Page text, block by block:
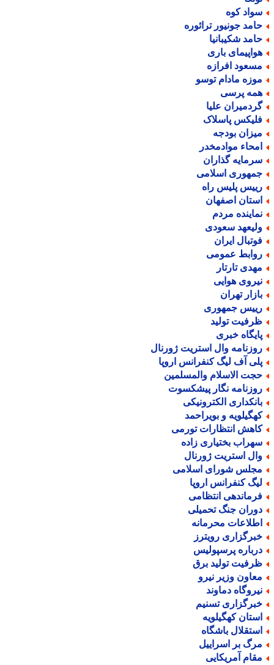
کوه
جونیور ترائوره
شکیبانیا
باری
افرازه
مادام توسو
پرسی
علیا
پاسلاک
بودجه
موادمخدر
گذاران
اسلامی
پلیس راه
اصفهان
مردم
سعودی
ایران
عمومی
تارتار
هوایی
تهران
جمهوری
تولید
خبری
وال استریت ژورنال
آف لیگ کنفرانس اروپا
الاسلام والمسلمین
نگار پیشکسوت
الکترونیکی
و بویراحمد
انتظارات تورمی
بختیاری زاده
استریت ژورنال
شورای اسلامی
کنفرانس اروپا
انتظامی
جنگ تحمیلی
محرمانه
رویترز
پرسپولیس
تولید برق
وزیر نیرو
دماوند
تسنیم
کهگیلویه
باشگاه
بر اسراییل
آمریکایی